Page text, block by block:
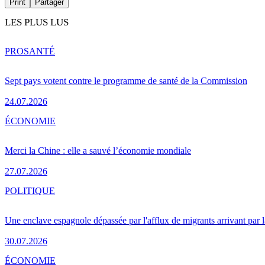
Print Partager
LES PLUS LUS
Sept pays votent contre le programme de santé de la Commission
24.07.2026
PROSANTÉ
Merci la Chine : elle a sauvé l’économie mondiale
27.07.2026
ÉCONOMIE
Une enclave espagnole dépassée par l'afflux de migrants arrivant par
30.07.2026
POLITIQUE
ÉCONOMIE